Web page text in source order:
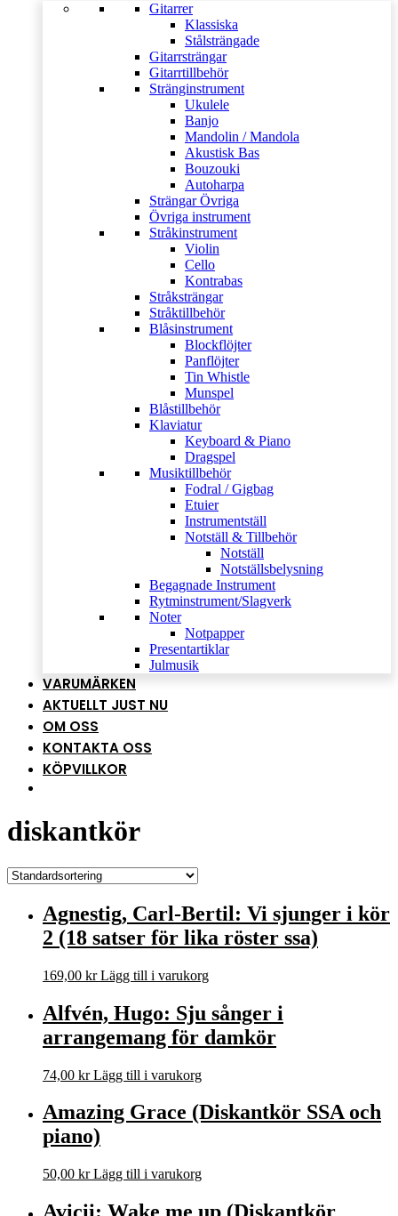
Gitarrer
Klassiska
Stålsträngade
Gitarrsträngar
Gitarrtillbehör
Stränginstrument
Ukulele
Banjo
Mandolin / Mandola
Akustisk Bas
Bouzouki
Autoharpa
Strängar Övriga
Övriga instrument
Stråkinstrument
Violin
Cello
Kontrabas
Stråksträngar
Stråktillbehör
Blåsinstrument
Blockflöjter
Panflöjter
Tin Whistle
Munspel
Blåstillbehör
Klaviatur
Keyboard & Piano
Dragspel
Musiktillbehör
Fodral / Gigbag
Etuier
Instrumentställ
Notställ & Tillbehör
Notställ
Notställsbelysning
Begagnade Instrument
Rytminstrument/Slagverk
Noter
Notpapper
Presentartiklar
Julmusik
VARUMÄRKEN
AKTUELLT JUST NU
OM OSS
KONTAKTA OSS
KÖPVILLKOR
diskantkör
Agnestig, Carl-Bertil: Vi sjunger i kör
2 (18 satser för lika röster ssa)
169,00 kr Lägg till i varukorg
Alfvén, Hugo: Sju sånger i
arrangemang för damkör
74,00 kr Lägg till i varukorg
Amazing Grace (Diskantkör SSA och
piano)
50,00 kr Lägg till i varukorg